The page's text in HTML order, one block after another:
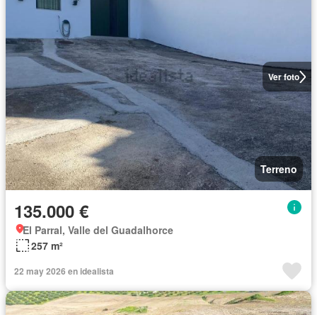
Ver foto
Terreno
135.000 €
El Parral, Valle del Guadalhorce
257 m²
22 may 2026 en idealista